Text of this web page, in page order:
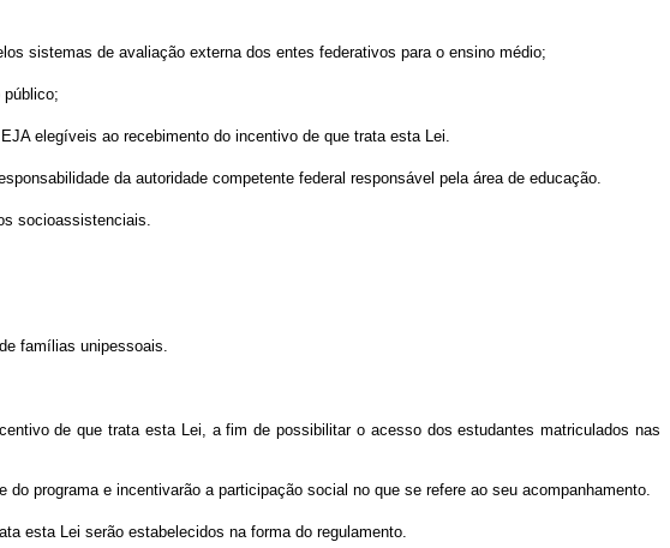
sistemas de avaliação externa dos entes federativos para o ensino médio;
elegíveis ao recebimento do incentivo de que trata esta Lei.
da autoridade competente federal responsável pela área de educação.
socioassistenciais.
famílias unipessoais.
de que trata esta Lei, a fim de possibilitar o acesso dos estudantes matriculados nas
programa e incentivarão a participação social no que se refere ao seu acompanhamento.
esta Lei serão estabelecidos na forma do regulamento.